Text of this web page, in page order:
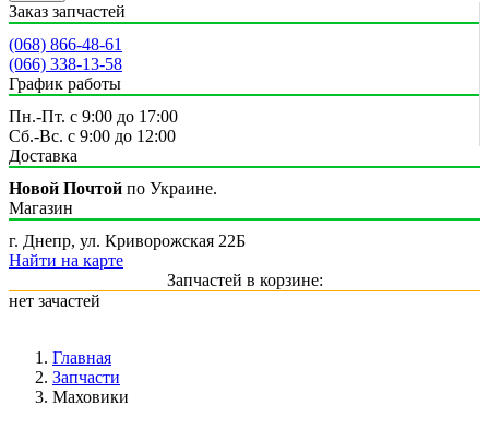
Заказ запчастей
(068) 866-48-61
(066) 338-13-58
График работы
Пн.-Пт. с 9:00 до 17:00
Сб.-Вс. с 9:00 до 12:00
Доставка
Новой Почтой по Украине.
Магазин
г. Днепр, ул. Криворожская 22Б
Найти на карте
Запчастей в корзине:
нет зачастей
Главная
Запчасти
Маховики